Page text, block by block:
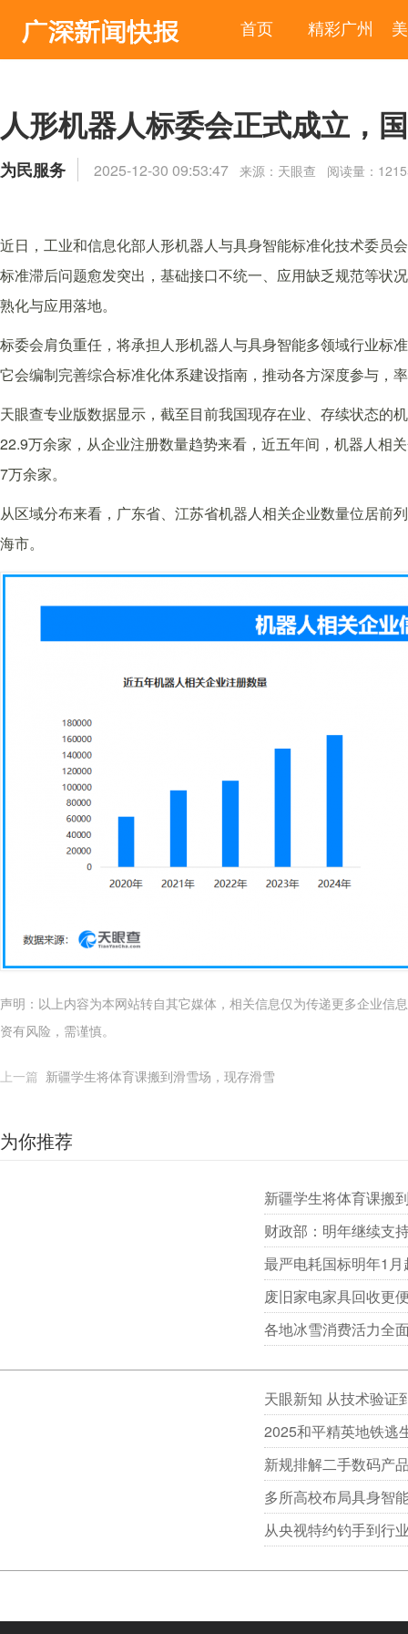
首页 精彩广州
人形机器人标委会正式成立，
为民服务 2025-12-30 09:53:47 来源：天眼查 阅读量：
近日，工业和信息化部人形机器人与具身智能标准化技术委员
标准滞后问题愈发突出，基础接口不统一、应用缺乏规范等状
熟化与应用落地。
标委会肩负重任，将承担人形机器人与具身智能多领域行业标
它会编制完善综合标准化体系建设指南，推动各方深度参与，
天眼查专业版数据显示，截至目前我国现存在业、存续状态的
22.9万余家，从企业注册数量趋势来看，近五年间，机器人相
7万余家。
从区域分布来看，广东省、江苏省机器人相关企业数量位居前
海市。
声明：以上内容为本网站转自其它媒体，相关信息仅为传递更多企业信
资有风险，需谨慎。
上一篇 新疆学生将体育课搬到滑雪场，现存滑雪
为你推荐
新疆学生将体育课搬
财政部：明年继续支
最严电耗国标明年1
废旧家电家具回收更
各地冰雪消费活力全
天眼新知 从技术验证
2025和平精英地铁逃
新规排解二手数码产
多所高校布局具身智
从央视特约钓手到行